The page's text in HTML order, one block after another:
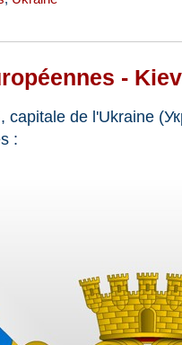
- Kiev
capitale de l'Ukraine
: